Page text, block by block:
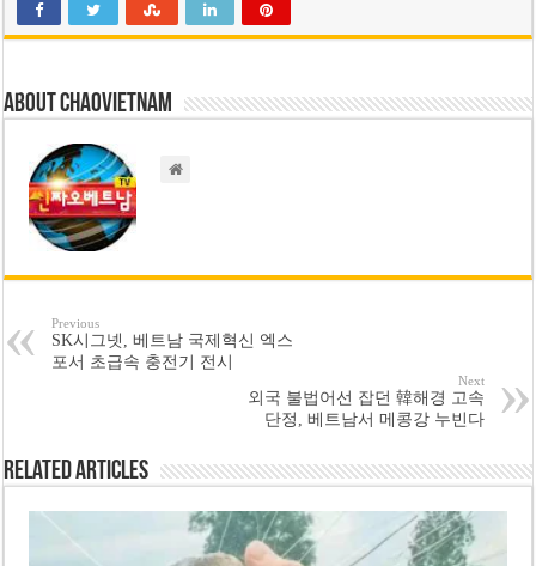
About chaovietnam
Previous
SK시그넷, 베트남 국제혁신 엑스
포서 초급속 충전기 전시
Next
외국 불법어선 잡던 韓해경 고속
단정, 베트남서 메콩강 누빈다
Related Articles